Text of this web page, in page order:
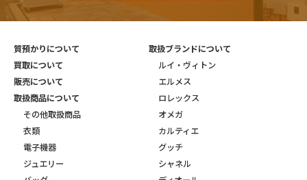
質預かりについて
買取について
販売について
取扱商品について
その他取扱商品
衣類
電子機器
ジュエリー
取扱ブランドについて
ルイ・ヴィトン
エルメス
ロレックス
オメガ
カルティエ
グッチ
シャネル